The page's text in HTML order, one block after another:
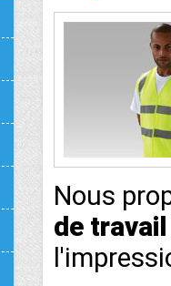
Nous
de travail